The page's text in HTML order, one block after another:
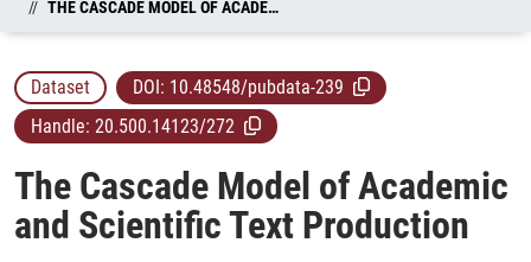
THE CASCADE MODEL OF ACADEMIC AND SCIENTIFIC TEXT PRODUCTION
Dataset DOI: 10.48548/pubdata-239
Handle: 20.500.14123/272
The Cascade Model of Academic
and Scientific Text Production